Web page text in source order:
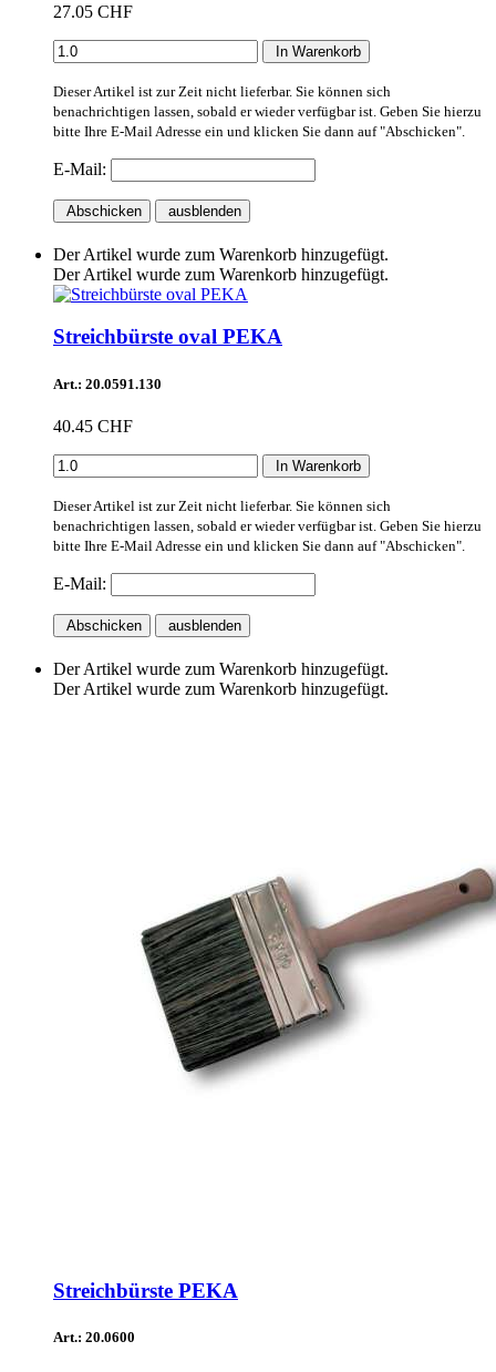
27.05 CHF
In Warenkorb
Dieser Artikel ist zur Zeit nicht lieferbar. Sie können sich
benachrichtigen lassen, sobald er wieder verfügbar ist. Geben Sie hierzu
bitte Ihre E-Mail Adresse ein und klicken Sie dann auf "Abschicken".
E-Mail:
Abschicken ausblenden
Der Artikel wurde zum Warenkorb hinzugefügt.
Der Artikel wurde zum Warenkorb hinzugefügt.
Streichbürste oval PEKA
Art.: 20.0591.130
40.45 CHF
In Warenkorb
Dieser Artikel ist zur Zeit nicht lieferbar. Sie können sich
benachrichtigen lassen, sobald er wieder verfügbar ist. Geben Sie hierzu
bitte Ihre E-Mail Adresse ein und klicken Sie dann auf "Abschicken".
E-Mail:
Abschicken ausblenden
Der Artikel wurde zum Warenkorb hinzugefügt.
Der Artikel wurde zum Warenkorb hinzugefügt.
Streichbürste PEKA
Art.: 20.0600